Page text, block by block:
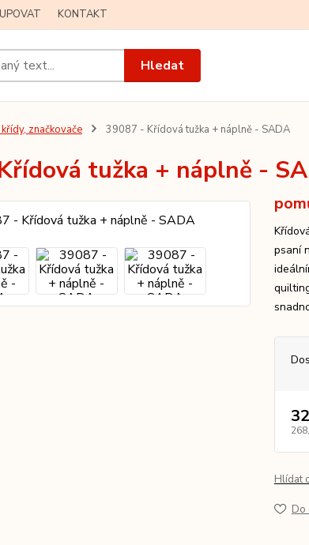
KONTAKT
Hledat
značkovače 39087 - Křídová tužka + náplně - SADA
tužka + náplně -
psaní
Hlídat
Do